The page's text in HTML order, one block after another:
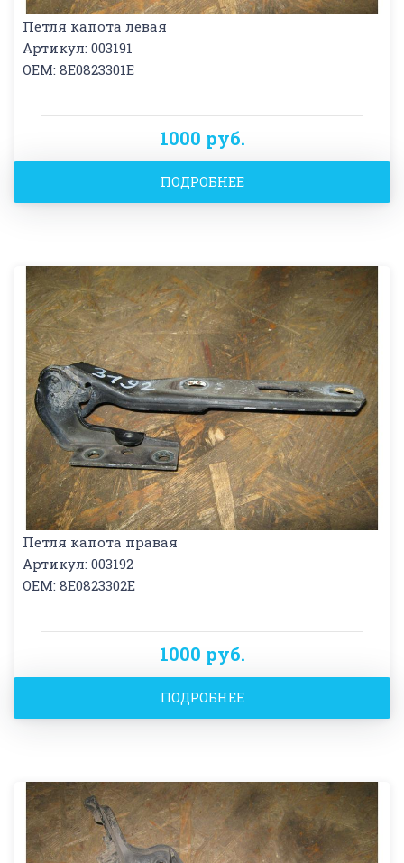
Петля капота левая
Артикул: 003191
OEM: 8E0823301E
1000 руб.
ПОДРОБНЕЕ
Петля капота правая
Артикул: 003192
OEM: 8E0823302E
1000 руб.
ПОДРОБНЕЕ